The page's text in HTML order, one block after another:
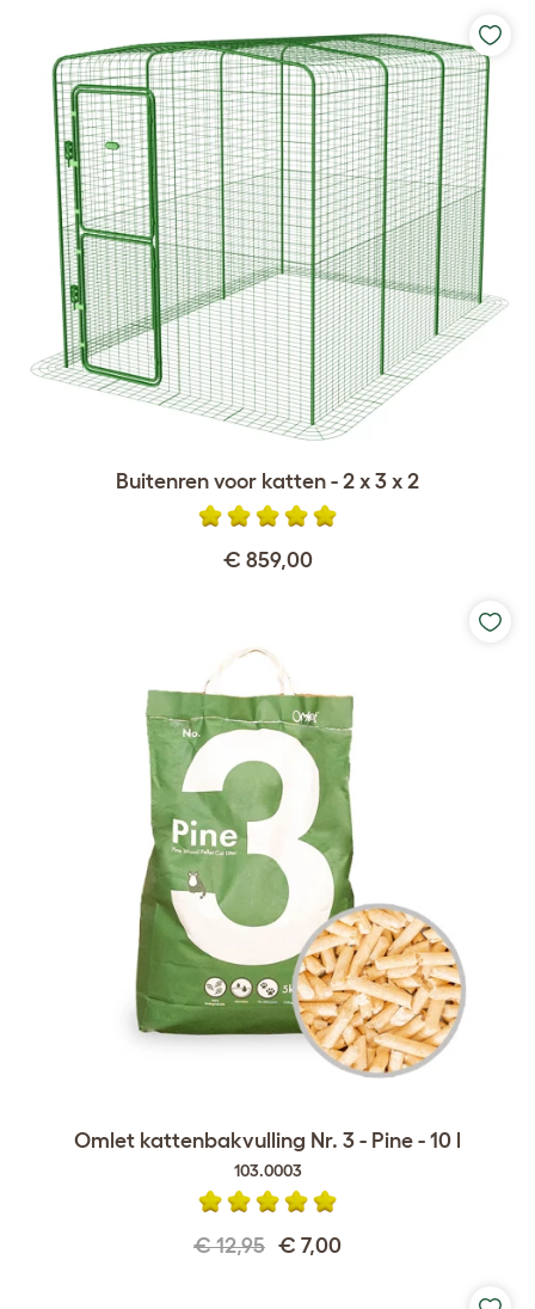
Buitenren voor katten - 2 x 3 x 2
€ 859,00
Omlet kattenbakvulling Nr. 3 - Pine - 10 l
103.0003
€ 12,95 € 7,00